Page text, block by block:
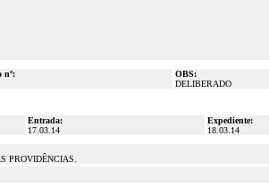
nº:
OBS:
DELIBERADO
Entrada:
17.03.14
Expediente:
18.03.14
PROVIDÊNCIAS.